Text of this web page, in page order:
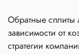
Обратные сплиты
зависимости от
стратегии